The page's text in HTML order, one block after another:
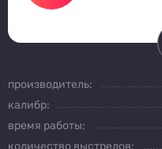
производитель:
калибр:
время работы:
количество выстрелов: